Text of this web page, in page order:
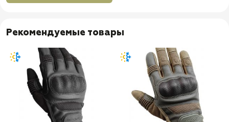
Рекомендуемые товары